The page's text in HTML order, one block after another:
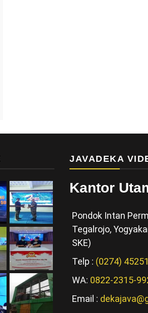
JAVADEKA
Kantor
Pondok Intan
Tegalrojo,
SKE)
Telp : (0274)
WA: 0822-2315-
Email :